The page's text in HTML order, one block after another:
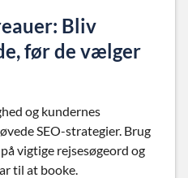
Bliv
før de vælger
og kundernes
SEO-strategier. Brug
vigtige rejsesøgeord og
til at booke.